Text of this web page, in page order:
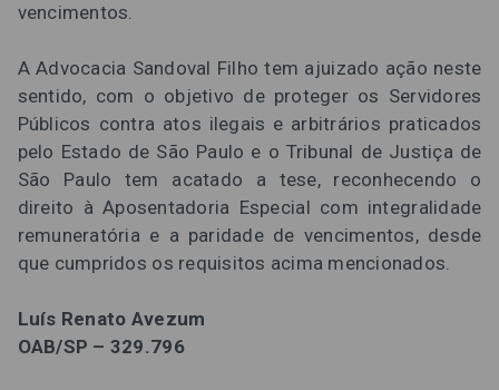
vencimentos.
A Advocacia Sandoval Filho tem ajuizado ação neste
sentido, com o objetivo de proteger os Servidores
Públicos contra atos ilegais e arbitrários praticados
pelo Estado de São Paulo e o Tribunal de Justiça de
São Paulo tem acatado a tese, reconhecendo o
direito à Aposentadoria Especial com integralidade
remuneratória e a paridade de vencimentos, desde
que cumpridos os requisitos acima mencionados.
Luís Renato Avezum
OAB/SP – 329.796